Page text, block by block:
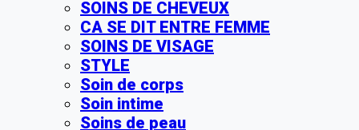
SOINS DE CHEVEUX
CA SE DIT ENTRE FEMME
SOINS DE VISAGE
STYLE
Soin de corps
Soin intime
Soins de peau